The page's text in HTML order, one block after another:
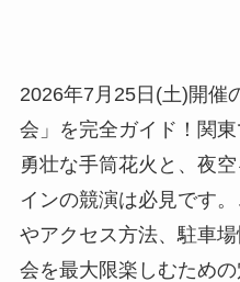
2026年7月25日(土)開催
会」を完全ガイド！関
勇壮な手筒花火と、夜
インの競演は必見です
やアクセス方法、駐車
会を最大限楽しむため